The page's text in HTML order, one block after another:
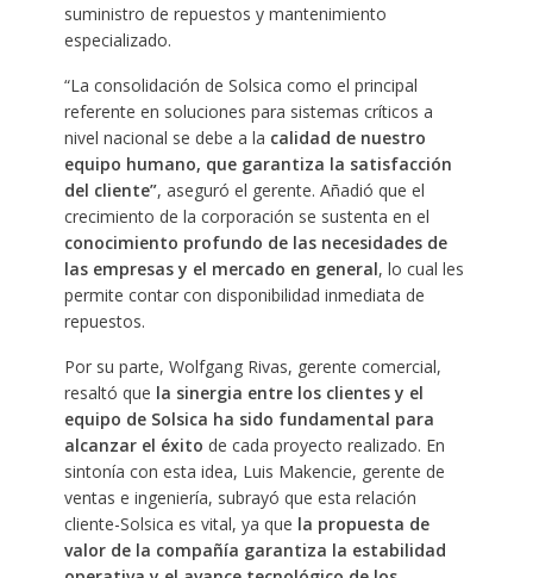
suministro de repuestos y mantenimiento
especializado.
“La consolidación de Solsica como el principal
referente en soluciones para sistemas críticos a
nivel nacional se debe a la calidad de nuestro
equipo humano, que garantiza la satisfacción
del cliente”, aseguró el gerente. Añadió que el
crecimiento de la corporación se sustenta en el
conocimiento profundo de las necesidades de
las empresas y el mercado en general, lo cual les
permite contar con disponibilidad inmediata de
repuestos.
Por su parte, Wolfgang Rivas, gerente comercial,
resaltó que la sinergia entre los clientes y el
equipo de Solsica ha sido fundamental para
alcanzar el éxito de cada proyecto realizado. En
sintonía con esta idea, Luis Makencie, gerente de
ventas e ingeniería, subrayó que esta relación
cliente-Solsica es vital, ya que la propuesta de
valor de la compañía garantiza la estabilidad